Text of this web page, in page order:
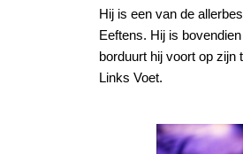
Hij is een van de
Eeftens. Hij is
borduurt hij voort op
Links Voet.